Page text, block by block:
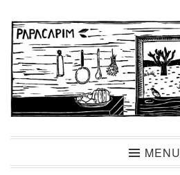
para
conteúdo
PapacapimMENU